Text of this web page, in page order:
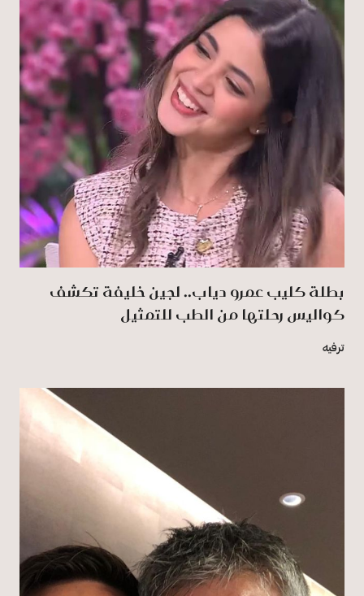
بطلة كليب عمرو دياب.. لجين خليفة تكشف
كواليس رحلتها من الطب للتمثيل
ترفيه